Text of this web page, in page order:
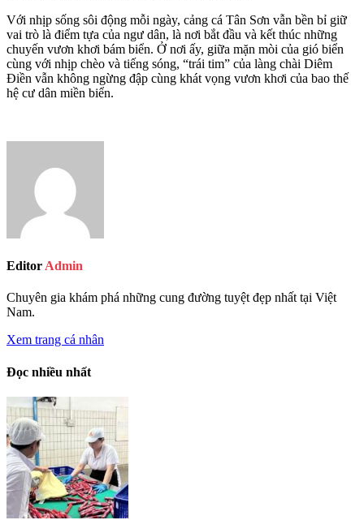
Với nhịp sống sôi động mỗi ngày, cảng cá Tân Sơn vẫn bền bỉ giữ
vai trò là điểm tựa của ngư dân, là nơi bắt đầu và kết thúc những
chuyến vươn khơi bám biển. Ở nơi ấy, giữa mặn mòi của gió biển
cùng với nhịp chèo và tiếng sóng, “trái tim” của làng chài Diêm
Điền vẫn không ngừng đập cùng khát vọng vươn khơi của bao thế
hệ cư dân miền biển.
Editor Admin
Chuyên gia khám phá những cung đường tuyệt đẹp nhất tại Việt
Nam.
Xem trang cá nhân
Đọc nhiều nhất